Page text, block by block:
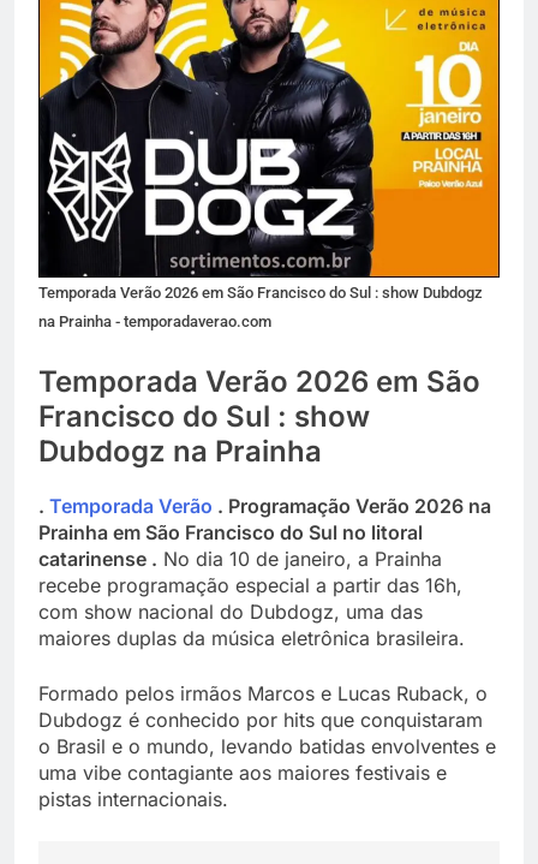
Temporada Verão 2026 em São Francisco do Sul : show Dubdogz
na Prainha - temporadaverao.com
Temporada Verão 2026 em São
Francisco do Sul : show
Dubdogz na Prainha
. Temporada Verão . Programação Verão 2026 na
Prainha em São Francisco do Sul no litoral
catarinense . No dia 10 de janeiro, a Prainha
recebe programação especial a partir das 16h,
com show nacional do Dubdogz, uma das
maiores duplas da música eletrônica brasileira.
Formado pelos irmãos Marcos e Lucas Ruback, o
Dubdogz é conhecido por hits que conquistaram
o Brasil e o mundo, levando batidas envolventes e
uma vibe contagiante aos maiores festivais e
pistas internacionais.